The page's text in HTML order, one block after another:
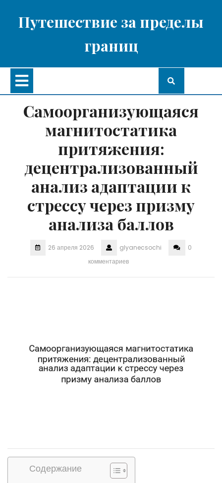
содержимому
Путешествие за пределы
границ
Открыть
Самоорганизующаяся
магнитостатика
притяжения:
децентрализованный
анализ адаптации к
стрессу через призму
анализа баллов
26 апреля 2026 glyanecsochi
0
комментариев
Содержание